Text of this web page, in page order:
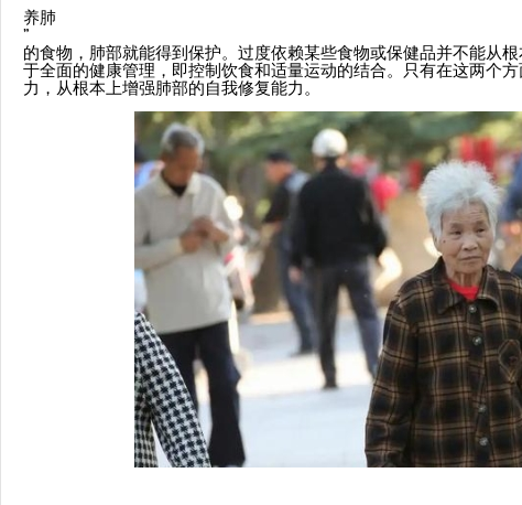
养肺
”
的食物，肺部就能得到保护。过度依赖某些食物或保健品并不能从
于全面的健康管理，即控制饮食和适量运动的结合。只有在这两个
力，从根本上增强肺部的自我修复能力。